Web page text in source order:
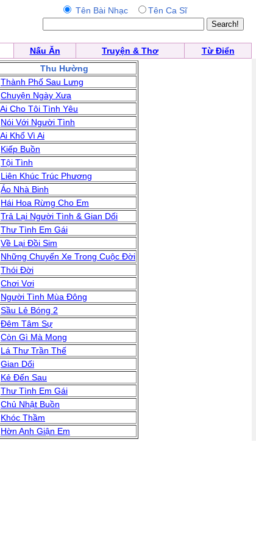
Tên Bài Nhạc Tên Ca Sĩ
Nấu Ăn Truyện & Thơ
Từ Điển
Thu Hường
Thành Phố Sau Lưng
Chuyện Ngày Xưa
Ai Cho Tôi Tình Yêu
Nói Với Người Tình
Ai Khổ Vì Ai
Kiếp Buồn
Tội Tình
Liên Khúc Trúc Phương
Áo Nhà Binh
Hái Hoa Rừng Cho Em
Trả Lại Người Tình & Gian Dối
Thư Tình Em Gái
Về Lại Đồi Sim
Những Chuyến Xe Trong Cuộc Đời
Thói Đời
Chơi Vơi
Người Tình Mùa Đông
Sầu Lẻ Bóng 2
Đêm Tâm Sự
Còn Gì Mà Mong
Lá Thư Trần Thế
Gian Dối
Kẻ Đến Sau
Thư Tình Em Gái
Chủ Nhật Buồn
Khóc Thầm
Hờn Anh Giận Em